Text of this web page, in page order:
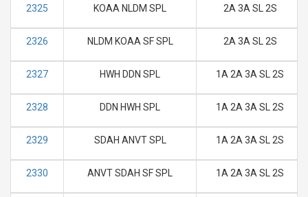
2325 KOAA NLDM SPL 2A 3A SL 2S
2326 NLDM KOAA SF SPL 2A 3A SL 2S
2327 HWH DDN SPL 1A 2A 3A SL 2S
2328 DDN HWH SPL 1A 2A 3A SL 2S
2329 SDAH ANVT SPL 1A 2A 3A SL 2S
2330 ANVT SDAH SF SPL 1A 2A 3A SL 2S